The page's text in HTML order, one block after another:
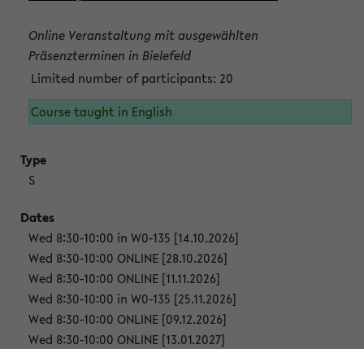
Online Veranstaltung mit ausgewählten
Präsenzterminen in Bielefeld
Limited number of participants: 20
Course taught in English
S
Wed 8:30-10:00 in W0-135 [14.10.2026]
Wed 8:30-10:00 ONLINE [28.10.2026]
Wed 8:30-10:00 ONLINE [11.11.2026]
Wed 8:30-10:00 in W0-135 [25.11.2026]
Wed 8:30-10:00 ONLINE [09.12.2026]
Wed 8:30-10:00 ONLINE [13.01.2027]